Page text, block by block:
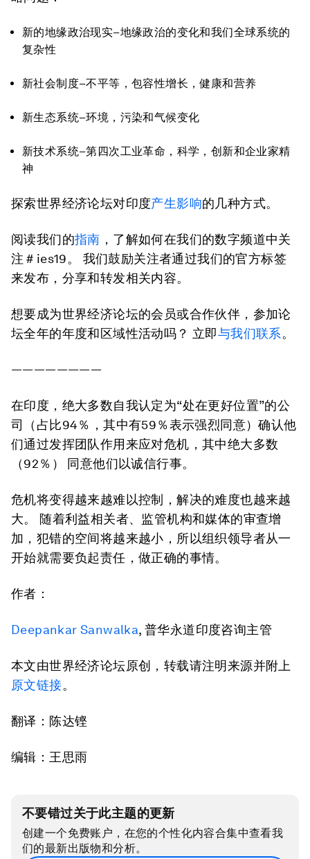
新的地缘政治现实–地缘政治的变化和我们全球系统的
复杂性
新社会制度–不平等，包容性增长，健康和营养
新生态系统–环境，污染和气候变化
新技术系统–第四次工业革命，科学，创新和企业家精
神
探索世界经济论坛对印度产生影响的几种方式。
阅读我们的指南 ，了解如何在我们的数字频道中关
注＃ies19。 我们鼓励关注者通过我们的官方标签
来发布，分享和转发相关内容。
想要成为世界经济论坛的会员或合作伙伴，参加论
坛全年的年度和区域性活动吗？ 立即与我们联系。
————————
在印度，绝大多数自我认定为“处在更好位置”的公
司（占比94％，其中有59％表示强烈同意）确认他
们通过发挥团队作用来应对危机，其中绝大多数
（92％） 同意他们以诚信行事。
危机将变得越来越难以控制，解决的难度也越来越
大。 随着利益相关者、监管机构和媒体的审查增
加，犯错的空间将越来越小，所以组织领导者从一
开始就需要负起责任，做正确的事情。
作者：
Deepankar Sanwalka, 普华永道印度咨询主管
本文由世界经济论坛原创，转载请注明来源并附上
原文链接。
翻译：陈达铿
编辑：王思雨
不要错过关于此主题的更新
创建一个免费账户，在您的个性化内容合集中查看我
们的最新出版物和分析。